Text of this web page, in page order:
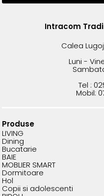
Intracom
Calea
Luni -
Tel :
Mobil:
Produse
LIVING
Dining
Bucatarie
BAIE
MOBLIER SMART
Dormitoare
Hol
Copii si adolescenti